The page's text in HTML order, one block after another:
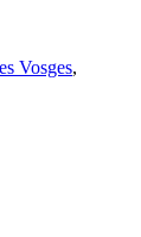
Vosges,